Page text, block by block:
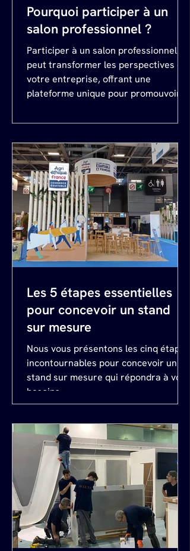
Pourquoi participer à un
salon professionnel ?
Participer à un salon professionnel
peut transformer les perspectives de
votre entreprise, offrant une
plateforme unique pour promouvoir
gagner en crédibilité. Que vous soyez
connaître ou une entreprise établie
désireuse d'élargir son influence, les
salons professionnels offrent des
opportunités inégalées. Découvrons
ensemble pourquoi votre
participation est non seulement
bénéfique mais essentielle. 1. Au
Les 5 étapes essentielles
pour concevoir un stand
sur mesure
Nous vous présentons les cinq étapes
incontournables pour concevoir un
stand sur mesure qui répondra à vos
besoins.